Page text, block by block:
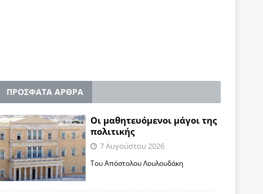
ΠΡΟΣΦΑΤΑ ΑΡΘΡΑ
Οι μαθητευόμενοι μάγοι της
πολιτικής
7 Αυγούστου 2026
Του Απόστολου Λουλουδάκη